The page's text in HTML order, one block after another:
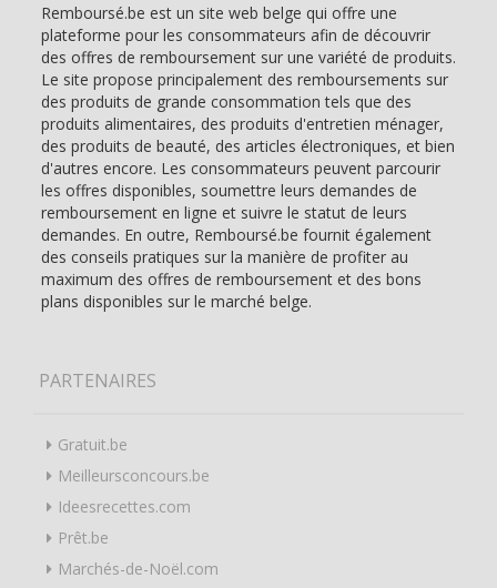
Remboursé.be est un site web belge qui offre une
plateforme pour les consommateurs afin de découvrir
des offres de remboursement sur une variété de produits.
Le site propose principalement des remboursements sur
des produits de grande consommation tels que des
produits alimentaires, des produits d'entretien ménager,
des produits de beauté, des articles électroniques, et bien
d'autres encore. Les consommateurs peuvent parcourir
les offres disponibles, soumettre leurs demandes de
remboursement en ligne et suivre le statut de leurs
demandes. En outre, Remboursé.be fournit également
des conseils pratiques sur la manière de profiter au
maximum des offres de remboursement et des bons
plans disponibles sur le marché belge.
PARTENAIRES
Gratuit.be
Meilleursconcours.be
Ideesrecettes.com
Prêt.be
Marchés-de-Noël.com